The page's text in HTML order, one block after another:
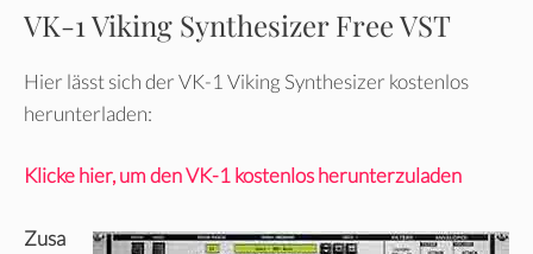
VK-1 Viking Synthesizer Free VST
Hier lässt sich der VK-1 Viking Synthesizer kostenlos
herunterladen:
Klicke hier, um den VK-1 kostenlos herunterzuladen
Zusa